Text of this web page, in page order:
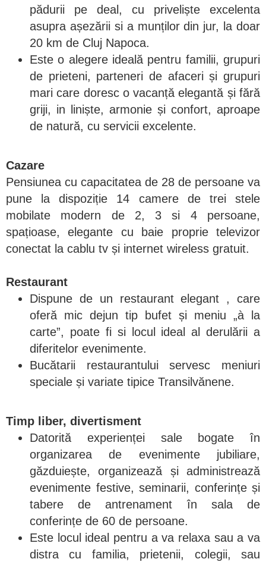
pădurii pe deal, cu priveliște excelenta
asupra așezării si a munților din jur, la doar
20 km de Cluj Napoca.
Este o alegere ideală pentru familii, grupuri
de prieteni, parteneri de afaceri și grupuri
mari care doresc o vacanță elegantă și fără
griji, in liniște, armonie și confort, aproape
de natură, cu servicii excelente.
Cazare
Pensiunea cu capacitatea de 28 de persoane va
pune la dispoziție 14 camere de trei stele
mobilate modern de 2, 3 si 4 persoane,
spațioase, elegante cu baie proprie televizor
conectat la cablu tv și internet wireless gratuit.
Restaurant
Dispune de un restaurant elegant , care
oferă mic dejun tip bufet și meniu „à la
carte”, poate fi si locul ideal al derulării a
diferitelor evenimente.
Bucătarii restaurantului servesc meniuri
speciale și variate tipice Transilvănene.
Timp liber, divertisment
Datorită experienței sale bogate în
organizarea de evenimente jubiliare,
găzduiește, organizează și administrează
evenimente festive, seminarii, conferințe și
tabere de antrenament în sala de
conferințe de 60 de persoane.
Este locul ideal pentru a va relaxa sau a va
distra cu familia, prietenii, colegii, sau